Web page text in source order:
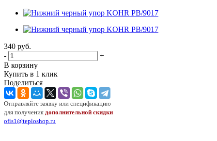
340 руб.
-
+
В корзину
Купить в 1 клик
Поделиться
Отправляйте заявку или спецификацию
для получения дополнительной скидки
ofis1@teploshop.ru